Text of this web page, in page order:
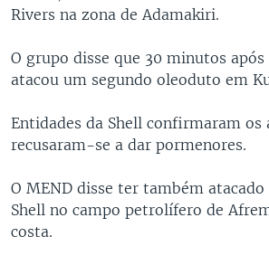
Rivers na zona de Adamakiri.
O grupo disse que 30 minutos após
atacou um segundo oleoduto em
Entidades da Shell confirmaram os
recusaram-se a dar pormenores.
O MEND disse ter também
Shell no campo petrolífero de
costa.